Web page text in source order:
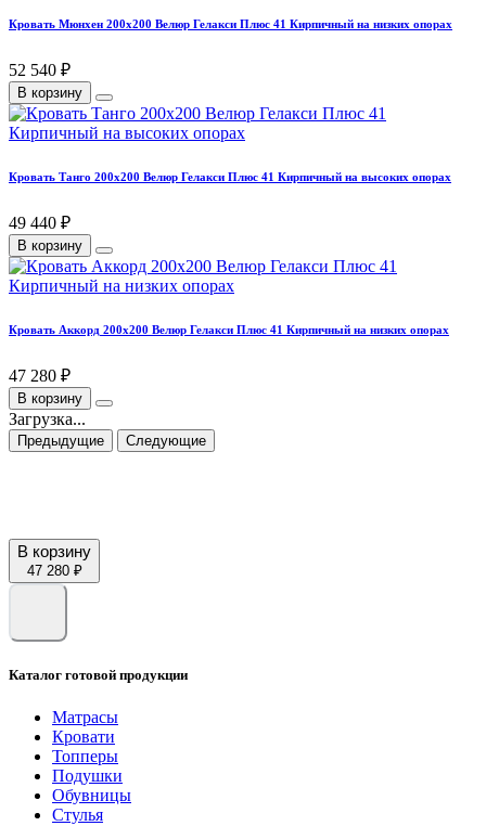
Кровать Мюнхен 200х200 Велюр Гелакси Плюс 41 Кирпичный на низких опорах
52 540 ₽
В корзину
Кровать Танго 200х200 Велюр Гелакси Плюс 41 Кирпичный на высоких опорах
49 440 ₽
В корзину
Кровать Аккорд 200х200 Велюр Гелакси Плюс 41 Кирпичный на низких опорах
47 280 ₽
В корзину
Загрузка...
Предыдущие Следующие
В корзину
47 280 ₽
Каталог готовой продукции
Матрасы
Кровати
Топперы
Подушки
Обувницы
Стулья